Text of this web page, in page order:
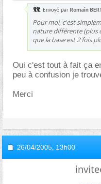
Envoyé par Romain
Pour moi, c'est
nature différente (plus
que la base est 2 fois
Oui c'est tout à fait ça
peu à confusion je
Merci
26/04/2005, 13h00